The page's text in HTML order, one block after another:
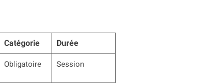
Catégorie Durée
Obligatoire Session